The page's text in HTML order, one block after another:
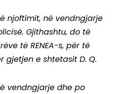
njoftimit, në vendngjarje
Gjithashtu, do të
të RENEA-s, për të
gjetjen e shtetasit D. Q.
vendngjarje dhe po